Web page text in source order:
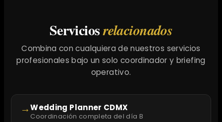
Serviciosrelacionados
Combina con cualquiera de nuestros servicios
profesionales bajo un solo coordinador y briefing
operativo.
→Wedding Planner CDMX
Coordinación completa del día B